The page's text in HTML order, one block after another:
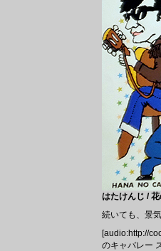
はたけんじ /
続いても、景
[audio:http://
のキャバレー